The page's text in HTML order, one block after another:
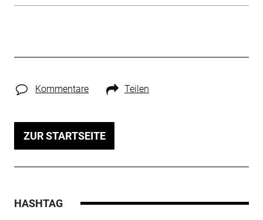
Kommentare Teilen
ZUR STARTSEITE
HASHTAG